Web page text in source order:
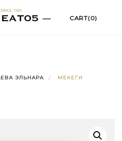
CART(0)
ЭЛЬНАРА МЕКЕГИ